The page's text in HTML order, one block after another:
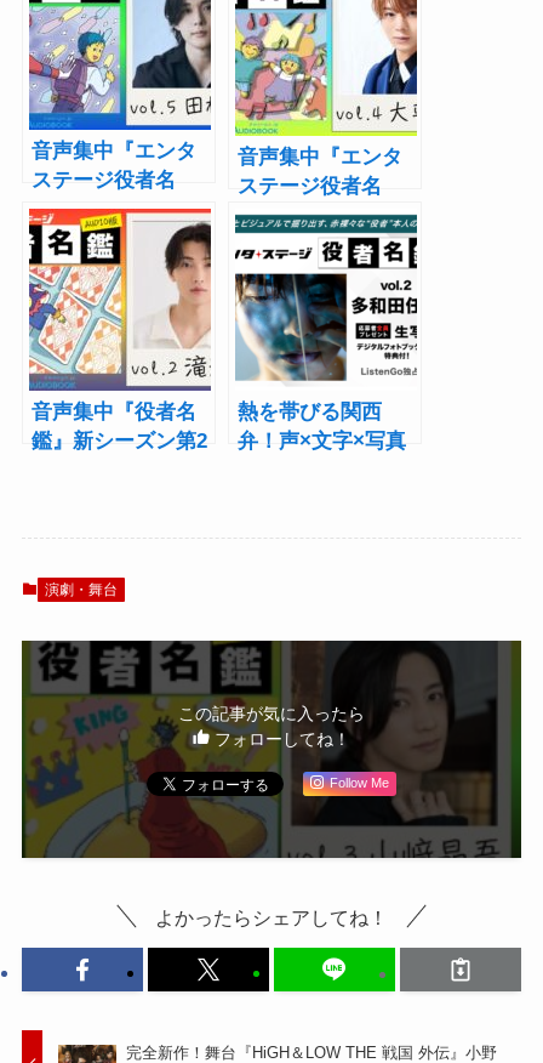
音声集中『エンタ
ステージ役者名
鑑』第5回は田村心
「芯のある言葉」
と「朗読劇のよう
な手紙」をお届け
音声集中『エンタ
ステージ役者名
鑑』第4回は大平峻
也が語る「まるご
と人生」
音声集中『役者名
鑑』新シーズン第2
熱を帯びる関西
弁！声×文字×写真
演劇・舞台
この記事が気に入ったら
フォローしてね！
Follow Me
よかったらシェアしてね！
完全新作！舞台『HiGH＆LOW THE 戦国 外伝』小野